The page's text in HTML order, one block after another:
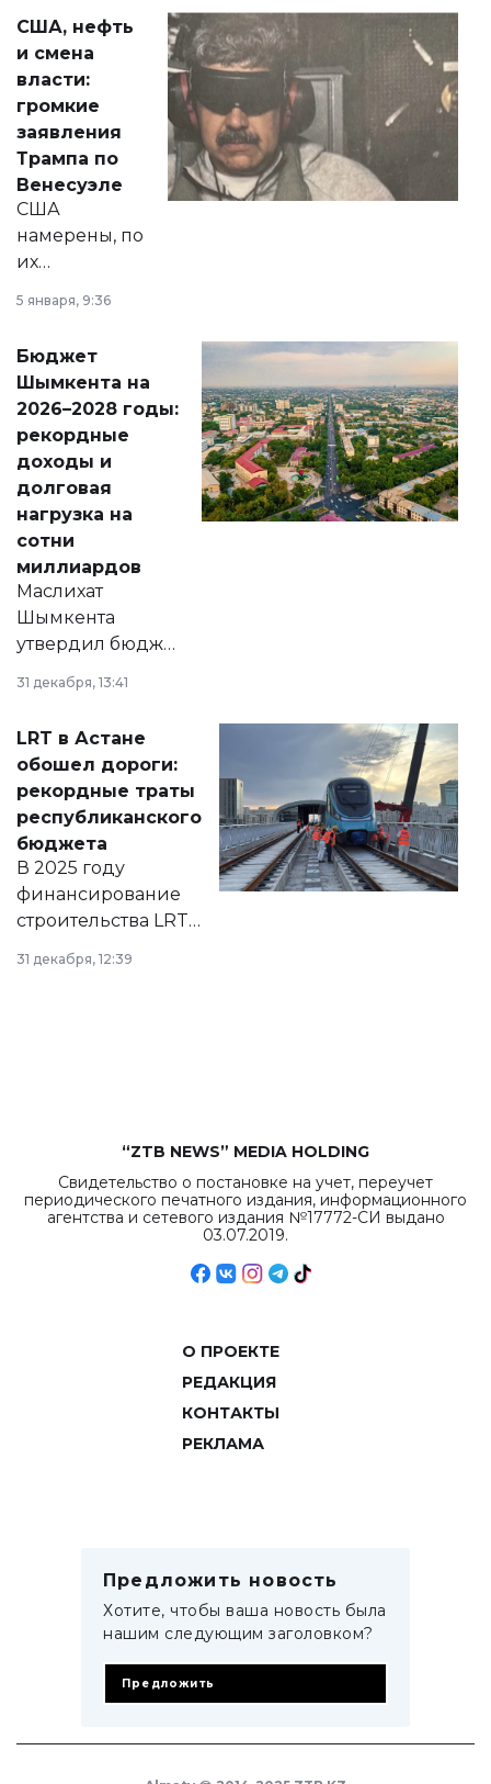
актуальных тем —
от слухов о
политических
реформах до
вопросов армии,
экономики и
личного здоровья.
США, нефть
и смена
власти:
громкие
заявления
Трампа по
Венесуэле
США
намерены, по
их
принести
народу
Венесуэлы.
5 января, 9:36
Бюджет
Шымкента на
2026–2028 годы:
рекордные
доходы и
долговая
нагрузка на
сотни
миллиардов
Маслихат
Шымкента
утвердил бюджет
города на 2026–
2028 годы.
документ
появился в базе
нормативных
правовых актов и
на сайте маслихат
города.
31 декабря, 13:41
LRT в Астане
обошел дороги:
рекордные траты
республиканского
бюджета
В 2025 году
финансирование
строительства LRT
в Астане из
республиканского
31 декабря, 12:39
“ZTB NEWS” MEDIA HOLDING
Свидетельство о постановке на учет, переучет
периодического печатного издания, информационного
агентства и сетевого издания №17772-СИ выдано
03.07.2019.
О ПРОЕКТЕ
РЕДАКЦИЯ
КОНТАКТЫ
РЕКЛАМА
Предложить новость
Хотите, чтобы ваша новость была
нашим следующим заголовком?
Предложить